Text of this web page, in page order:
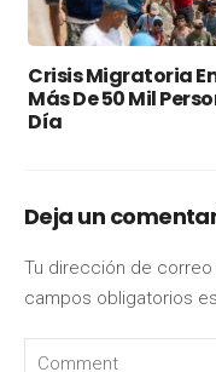
Crisis Migratoria
Más De 50 Mil
Día
Deja un
Tu dirección de
campos obligatorios